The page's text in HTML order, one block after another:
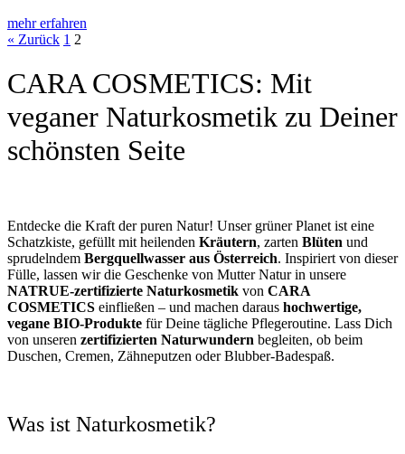
mehr erfahren
« Zurück 1 2
CARA COSMETICS: Mit
veganer Naturkosmetik zu Deiner
schönsten Seite
Entdecke die Kraft der puren Natur! Unser grüner Planet ist eine
Schatzkiste, gefüllt mit heilenden Kräutern, zarten Blüten und
sprudelndem Bergquellwasser aus Österreich. Inspiriert von dieser
Fülle, lassen wir die Geschenke von Mutter Natur in unsere
NATRUE-zertifizierte Naturkosmetik von CARA
COSMETICS einfließen – und machen daraus hochwertige,
vegane BIO-Produkte für Deine tägliche Pflegeroutine. Lass Dich
von unseren zertifizierten Naturwundern begleiten, ob beim
Duschen, Cremen, Zähneputzen oder Blubber-Badespaß.
Was ist Naturkosmetik?